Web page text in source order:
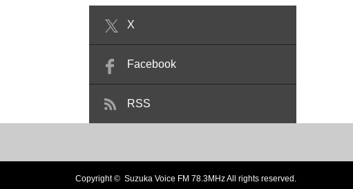
X
Facebook
RSS
Copyright © Suzuka Voice FM 78.3MHzAll rights reserved.